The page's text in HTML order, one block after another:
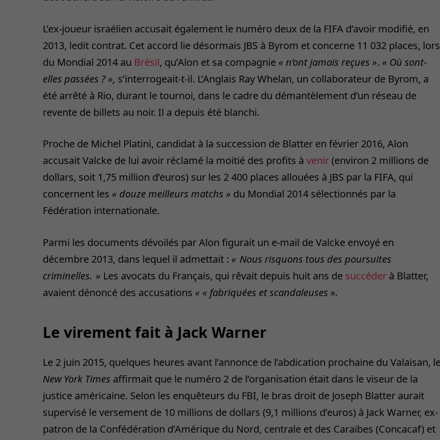
L’ex-joueur israélien accusait également le numéro deux de la FIFA d’avoir modifié, en
2013, ledit contrat. Cet accord lie désormais JBS à ­Byrom et concerne 11 032 places, lors
du Mondial 2014 au Brésil, qu’Alon et sa compagnie « n’ont jamais reçues ». « Où sont-
elles passées ? », s’interrogeait-t-il. L’Anglais Ray Whelan, un collaborateur de Byrom, a
été arrêté à Rio, durant le tournoi, dans le cadre du démantèlement d’un réseau de
revente de billets au noir. Il a depuis été blanchi.
Proche de Michel Platini, candidat à la succession de Blatter en février 2016, Alon
accusait Valcke de lui avoir réclamé la moitié des profits à venir (environ 2 millions de
dollars, soit 1,75 million d’euros) sur les 2 400 places allouées à JBS par la FIFA, qui
concernent les « douze meilleurs matchs » du Mondial 2014 sélectionnés par la
Fédération internationale.
Parmi les documents dévoilés par Alon ­figurait un e-mail de Valcke envoyé en
décembre 2013, dans lequel il admettait : « Nous risquons tous des poursuites
criminelles. » Les avocats du Français, qui rêvait ­depuis huit ans de succéder à Blatter,
avaient dénoncé des accusations « « fabriquées et scandaleuses ».
Le virement fait à Jack Warner
Le 2 juin 2015, quelques heures avant l’annonce de l’abdication prochaine du Valaisan,
New York Times affirmait que le numéro 2 de l’organisation était dans le viseur de la
justice américaine. Selon les enquêteurs du FBI, le bras droit de Joseph Blatter aurait
supervisé le versement de 10 millions de dollars (9,1 millions d’euros) à Jack Warner, ex-
patron de la Confédération d’Amérique du Nord, centrale et des Caraïbes (Concacaf) et